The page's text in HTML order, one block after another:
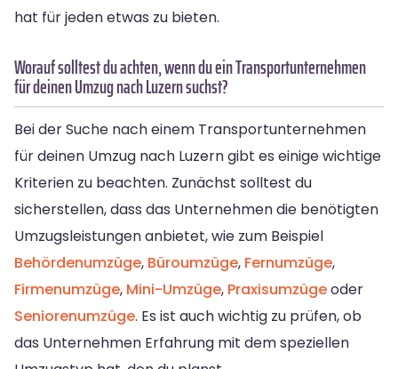
hat für jeden etwas zu bieten.
Worauf solltest du achten, wenn du ein Transportunternehmen
für deinen Umzug nach Luzern suchst?
Bei der Suche nach einem Transportunternehmen
für deinen Umzug nach Luzern gibt es einige wichtige
Kriterien zu beachten. Zunächst solltest du
sicherstellen, dass das Unternehmen die benötigten
Umzugsleistungen anbietet, wie zum Beispiel
Behördenumzüge, Büroumzüge, Fernumzüge,
Firmenumzüge, Mini-Umzüge, Praxisumzügeoder
Seniorenumzüge. Es ist auch wichtig zu prüfen, ob
das Unternehmen Erfahrung mit dem speziellen